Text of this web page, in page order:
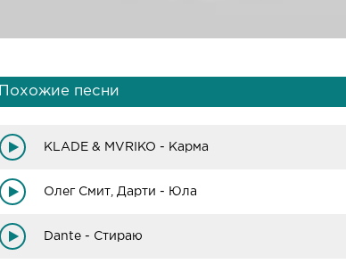
Похожие песни
KLADE & MVRIKO - Карма
Олег Смит, Дарти - Юла
Dante - Стираю